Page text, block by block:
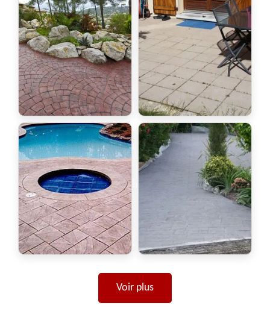
Voir plus